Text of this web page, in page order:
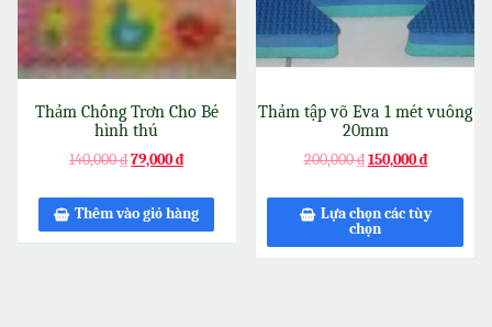
Thảm Chống Trơn Cho Bé
hình thú
140,000₫79,000₫
Thêm vào giỏ hàng
Thảm tập võ Eva 1 mét vuông
20mm
200,000₫150,000₫
Lựa chọn các tùy
chọn